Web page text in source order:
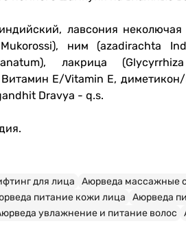
лавсония неколючая
ним (azadirachta
лакрица
Е/Vitamin E,
Dravya - q.s.
для лица Аюрведа массажные
питание кожи лица Аюрведа
увлажнение и питание волос